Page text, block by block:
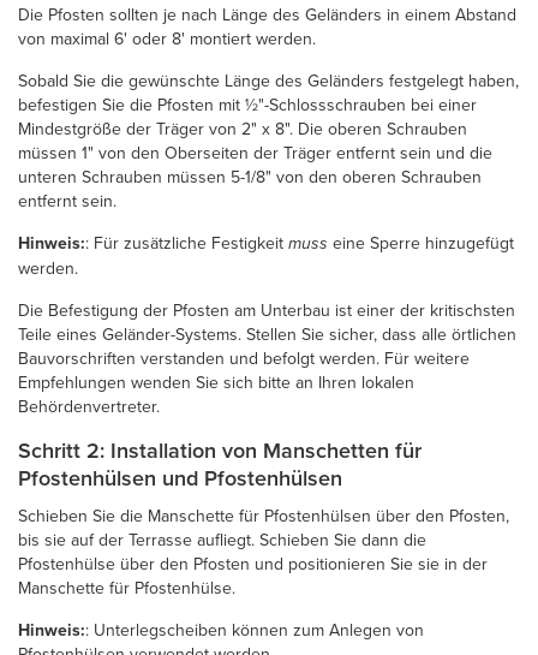
Die Pfosten sollten je nach Länge des Geländers in einem Abstand
von maximal 6' oder 8' montiert werden.
Sobald Sie die gewünschte Länge des Geländers festgelegt haben,
befestigen Sie die Pfosten mit ½"-Schlossschrauben bei einer
Mindestgröße der Träger von 2" x 8". Die oberen Schrauben
müssen 1" von den Oberseiten der Träger entfernt sein und die
unteren Schrauben müssen 5-1/8" von den oberen Schrauben
entfernt sein.
Hinweis:: Für zusätzliche Festigkeit muss eine Sperre hinzugefügt
werden.
Die Befestigung der Pfosten am Unterbau ist einer der kritischsten
Teile eines Geländer-Systems. Stellen Sie sicher, dass alle örtlichen
Bauvorschriften verstanden und befolgt werden. Für weitere
Empfehlungen wenden Sie sich bitte an Ihren lokalen
Behördenvertreter.
Schritt 2: Installation von Manschetten für
Pfostenhülsen und Pfostenhülsen
Schieben Sie die Manschette für Pfostenhülsen über den Pfosten,
bis sie auf der Terrasse aufliegt. Schieben Sie dann die
Pfostenhülse über den Pfosten und positionieren Sie sie in der
Manschette für Pfostenhülse.
Hinweis:: Unterlegscheiben können zum Anlegen von